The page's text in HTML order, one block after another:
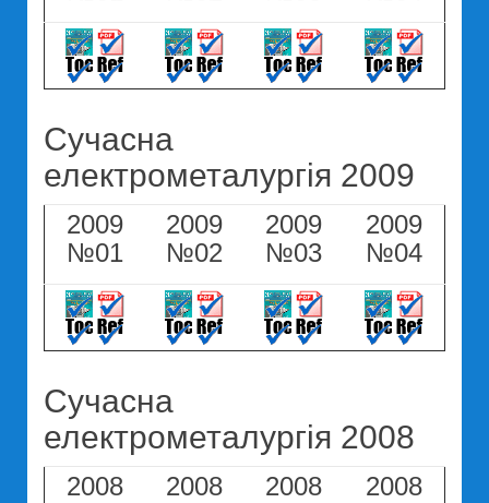
Сучасна
електрометалургія 2009
2009
№01
2009
№02
2009
№03
2009
№04
Сучасна
електрометалургія 2008
2008
2008
2008
2008